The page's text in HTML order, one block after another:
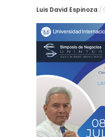
contentLuis David Espinoza /